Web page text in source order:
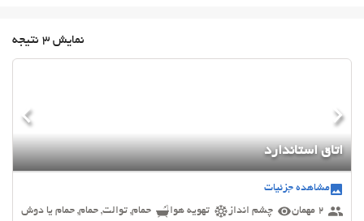
نمایش 3 نتیجه
اتاق استاندارد
مشاهده جزئیات
2 مهمان
چشم انداز تهویه هوا
حمام, توالت, حمام, حمام یا دوش